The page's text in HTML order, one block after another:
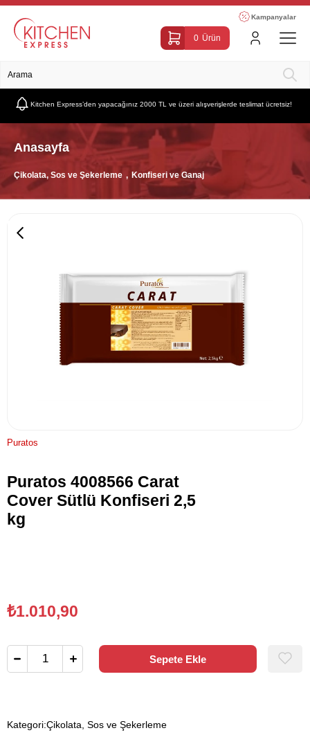
Kampanyalar
0 Ürün
Kitchen Express’den yapacağınız 2000 TL ve üzeri alışverişlerde teslimat ücretsiz!
Anasayfa
Çikolata, Sos ve Şekerleme Konfiseri ve Ganaj
Puratos
Puratos 4008566 Carat
Cover Sütlü Konfiseri 2,5
kg
₺1.010,90
Kategori:Çikolata, Sos ve Şekerleme